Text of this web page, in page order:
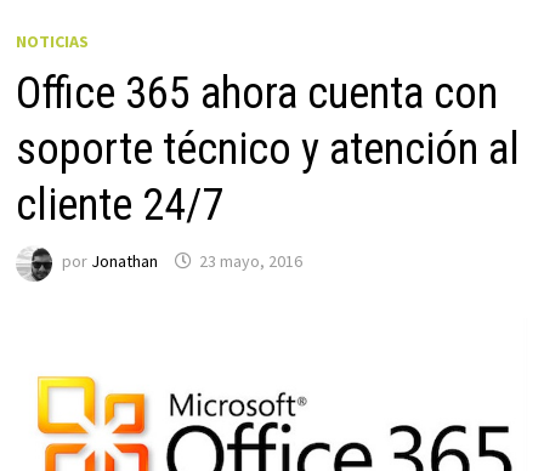
NOTICIAS
Office 365 ahora cuenta con
soporte técnico y atención al
cliente 24/7
por Jonathan 23 mayo, 2016